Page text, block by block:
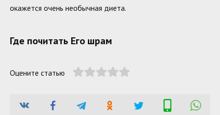
окажется очень необычная диета.
Где почитать Его шрам
Оцените статью